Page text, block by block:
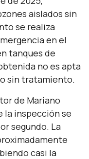
aislados sin
se realiza
en el
tanques de
no es apta
sin tratamiento.
de Mariano
la inspección se
segundo. La
casi la